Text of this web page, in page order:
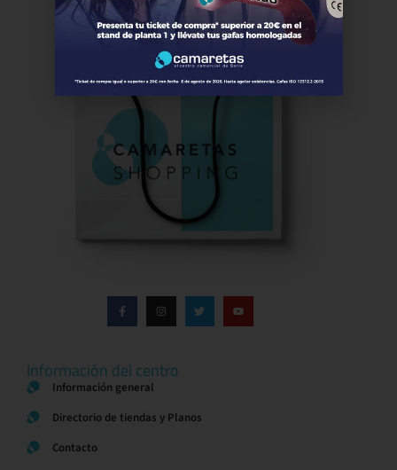
Información del centro
Información general
Directorio de tiendas y Planos
Contacto